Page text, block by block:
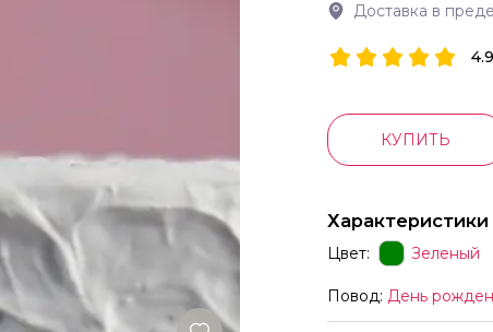
Доставка в
КУПИТЬ
Характеристики
Цвет: Зеленый
Повод: День